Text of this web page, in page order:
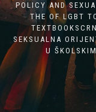
POLICY AND
THE OF LGBT
SEKSUALNA
U